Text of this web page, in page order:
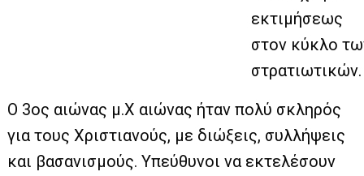
εκτιμήσεως
στον κύκλο
στρατιωτικών.
Ο 3ος αιώνας μ.Χ αιώνας ήταν πολύ σκληρός
για τους Χριστιανούς, με διώξεις, συλλήψεις
και βασανισμούς. Υπεύθυνοι να εκτελέσουν